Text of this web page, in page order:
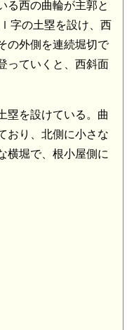
る西の曲輪が主郭と
字の土塁を設け、西
の外側を連続堀切で
っていくと、西斜面
塁を設けている。曲
おり、北側に小さな
横堀で、根小屋側に